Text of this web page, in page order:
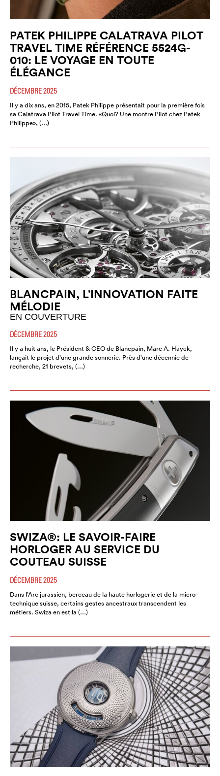
PATEK PHILIPPE CALATRAVA PILOT
TRAVEL TIME RÉFÉRENCE 5524G-
010: LE VOYAGE EN TOUTE
ÉLÉGANCE
DÉCEMBRE 2025
Il y a dix ans, en 2015, Patek Philippe présentait pour la première fois
sa Calatrava Pilot Travel Time. «Quoi? Une montre Pilot chez Patek
Philippe», (…)
BLANCPAIN, L’INNOVATION FAITE
MÉLODIE
EN COUVERTURE
DÉCEMBRE 2025
Il y a huit ans, le Président & CEO de Blancpain, Marc A. Hayek,
lançait le projet d’une grande sonnerie. Près d’une décennie de
recherche, 21 brevets, (…)
SWIZA®: LE SAVOIR-FAIRE
HORLOGER AU SERVICE DU
COUTEAU SUISSE
DÉCEMBRE 2025
Dans l’Arc jurassien, berceau de la haute horlogerie et de la micro-
technique suisse, certains gestes ancestraux transcendent les
métiers. Swiza en est la (…)